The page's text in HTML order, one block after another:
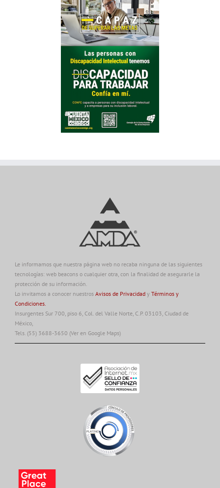
Le informamos que nuestra página web no recaba ninguna de las siguientes
tecnologías: web beacons o cualquier otra, con la finalidad de asegurarle la
protección de su información.
Lo invitamos a conocer nuestros Avisos de Privacidad y Términos y
Condiciones.
Insurgentes Sur 700, piso 6, Col. del Valle Norte, C.P. 03103, Ciudad de
México,
Tels. (55) 3688-3650 (Ver en Google Maps)